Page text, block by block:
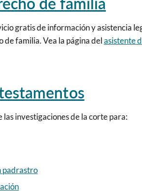
gratis de información y asistencia
de familia. Vea la página delasistente
investigaciones de la corte para:
padrastro